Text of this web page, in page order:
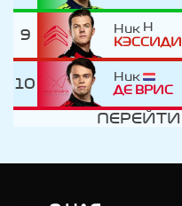
9
Ник
КЭССИДИ
10
Ник
ДЕ ВРИC